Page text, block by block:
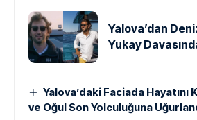
Yalova’dan
Yukay
Yalova’daki Faciada Hayatını
ve Oğul Son Yolculuğuna